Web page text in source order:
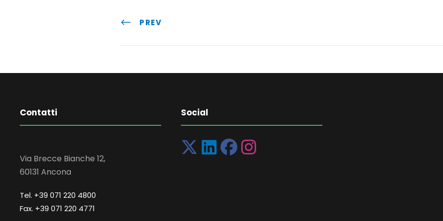
PREV
Contatti
Via Brecce Bianche 12,
60131 Ancona
Tel. +39 071 220 4800
Fax. +39 071 220 4771
Social